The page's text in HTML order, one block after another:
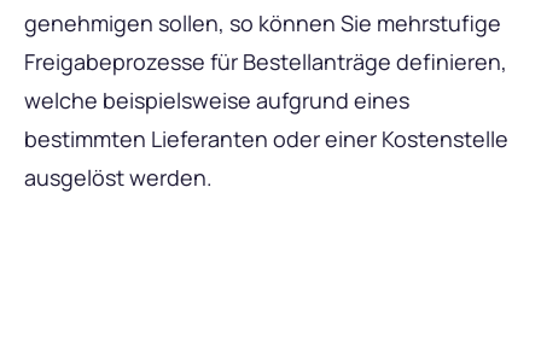
genehmigen sollen, so können Sie mehrstufige
Freigabeprozesse für Bestellanträge definieren,
welche beispielsweise aufgrund eines
bestimmten Lieferanten oder einer Kostenstelle
ausgelöst werden.